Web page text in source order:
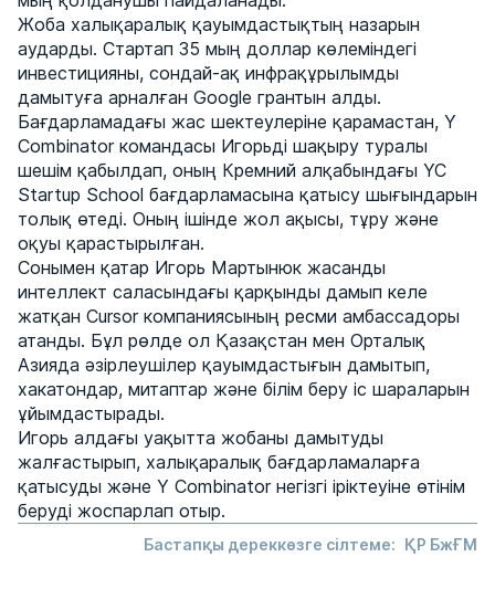
Жоба халықаралық қауымдастықтың назарын
аударды. Стартап 35 мың доллар көлеміндегі
инвестицияны, сондай-ақ инфрақұрылымды
дамытуға арналған Google грантын алды.
Бағдарламадағы жас шектеулеріне қарамастан, Y
Combinator командасы Игорьді шақыру туралы
шешім қабылдап, оның Кремний алқабындағы YC
Startup School бағдарламасына қатысу шығындарын
толық өтеді. Оның ішінде жол ақысы, тұру және
оқуы қарастырылған.
Сонымен қатар Игорь Мартынюк жасанды
интеллект саласындағы қарқынды дамып келе
жатқан Cursor компаниясының ресми амбассадоры
атанды. Бұл рөлде ол Қазақстан мен Орталық
Азияда әзірлеушілер қауымдастығын дамытып,
хакатондар, митаптар және білім беру іс шараларын
ұйымдастырады.
Игорь алдағы уақытта жобаны дамытуды
жалғастырып, халықаралық бағдарламаларға
қатысуды және Y Combinator негізгі іріктеуіне өтінім
беруді жоспарлап отыр.
Бастапқы дереккөзге сілтеме: ҚР БжҒМ